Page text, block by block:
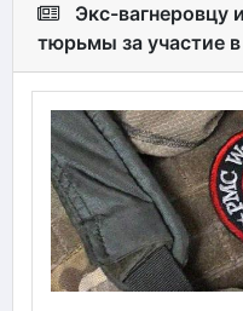
Экс-вагнеровцу
тюрьмы за участие